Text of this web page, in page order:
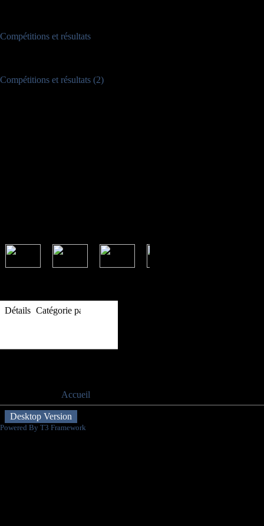
Compétitions et résultats
Compétitions et résultats (2)
Détails Catégorie parente:
Accueil
Desktop Version
Powered By T3 Framework